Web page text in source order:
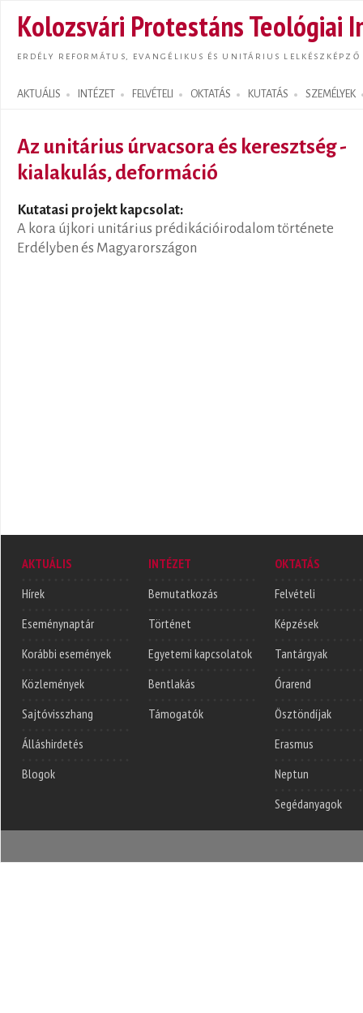
Kolozsvári Protestáns Teológiai
ERDÉLY REFORMÁTUS, EVANGÉLIKUS ÉS UNITÁRIUS LELKÉSZKÉPZŐ
AKTUÁLIS INTÉZET FELVÉTELI OKTATÁS KUTATÁS SZEMÉLYEK
Search form
Az unitárius úrvacsora és keresztség -
kialakulás, deformáció
Kutatasi projekt kapcsolat:
A kora újkori unitárius prédikációirodalom története
Erdélyben és Magyarországon
AKTUÁLIS
Hírek
Eseménynaptár
Korábbi események
Közlemények
Sajtóvisszhang
Álláshirdetés
Blogok
INTÉZET
Bemutatkozás
Történet
Egyetemi kapcsolatok
Bentlakás
Támogatók
OKTATÁS
Felvételi
Képzések
Tantárgyak
Órarend
Ösztöndíjak
Erasmus
Neptun
Segédanyagok